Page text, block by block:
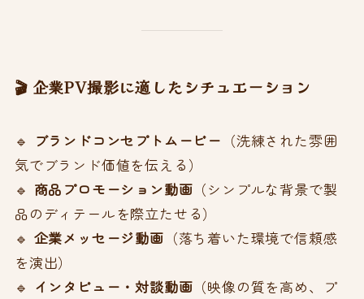
🎬 企業PV撮影に適したシチュエーション
🔹 ブランドコンセプトムービー （洗練された雰囲
気でブランド価値を伝える）
🔹 商品プロモーション動画 （シンプルな背景で製
品のディテールを際立たせる）
🔹 企業メッセージ動画 （落ち着いた環境で信頼感
を演出）
🔹 インタビュー・対談動画 （映像の質を高め、プ